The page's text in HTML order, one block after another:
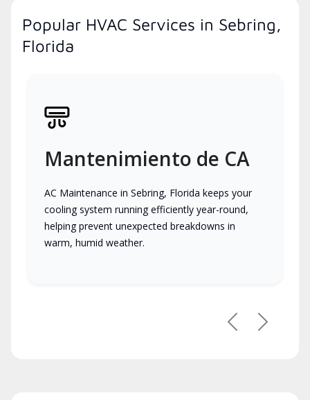
Popular HVAC Services in Sebring,
Florida
Mantenimiento de CA
AC Maintenance in Sebring, Florida keeps your
cooling system running efficiently year-round,
helping prevent unexpected breakdowns in
warm, humid weather.
PreviousNext